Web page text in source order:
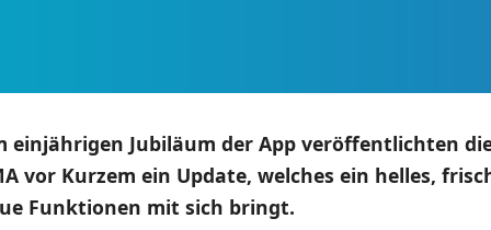
einjährigen Jubiläum der App veröffentlichten
vor Kurzem ein Update, welches ein helles,
Funktionen mit sich bringt.